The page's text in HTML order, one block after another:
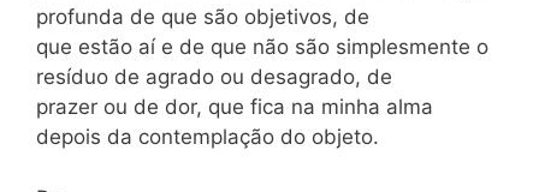
profunda de que são objetivos, de
que estão aí e de que não são simplesmente o
resíduo de agrado ou desagrado, de
prazer ou de dor, que fica na minha alma
depois da contemplação do objeto.